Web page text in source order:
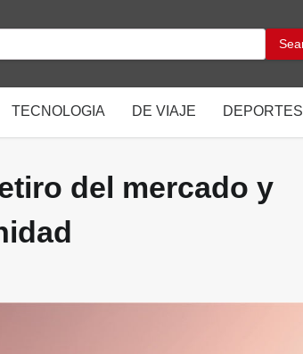
TECNOLOGIA DE VIAJE DEPORTES
del mercado y